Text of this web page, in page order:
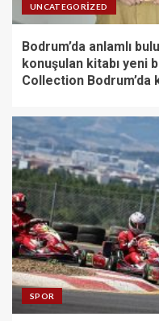
UNCATEGORIZED
Bodrum’da anlamlı
konuşulan kitabı yeni
Collection Bodrum’da
SPOR